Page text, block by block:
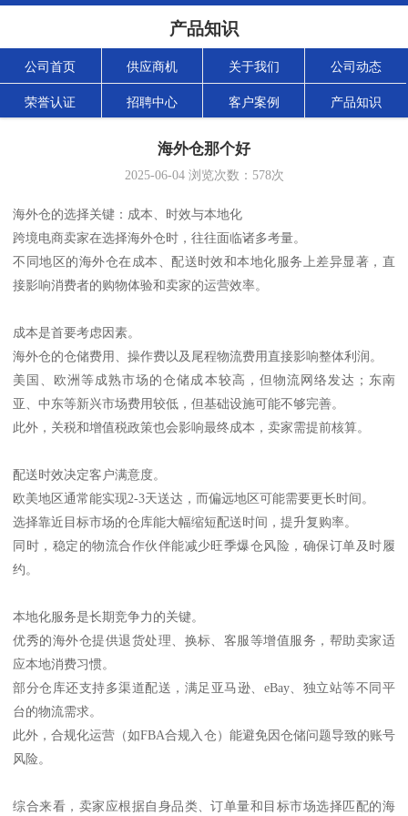
产品知识
公司首页 供应商机 关于我们 公司动态
荣誉认证 招聘中心 客户案例 产品知识
海外仓那个好
2025-06-04浏览次数： 578次
海外仓的选择关键：成本、时效与本地化
跨境电商卖家在选择海外仓时，往往面临诸多考量。
不同地区的海外仓在成本、配送时效和本地化服务上差异显著，直
接影响消费者的购物体验和卖家的运营效率。
成本是首要考虑因素。
海外仓的仓储费用、操作费以及尾程物流费用直接影响整体利润。
美国、欧洲等成熟市场的仓储成本较高，但物流网络发达；东南
亚、中东等新兴市场费用较低，但基础设施可能不够完善。
此外，关税和增值税政策也会影响最终成本，卖家需提前核算。
配送时效决定客户满意度。
欧美地区通常能实现2-3天送达，而偏远地区可能需要更长时间。
选择靠近目标市场的仓库能大幅缩短配送时间，提升复购率。
同时，稳定的物流合作伙伴能减少旺季爆仓风险，确保订单及时履
约。
本地化服务是长期竞争力的关键。
优秀的海外仓提供退货处理、换标、客服等增值服务，帮助卖家适
应本地消费习惯。
部分仓库还支持多渠道配送，满足亚马逊、eBay、独立站等不同平
台的物流需求。
此外，合规化运营（如FBA合规入仓）能避免因仓储问题导致的账号
风险。
综合来看，卖家应根据自身品类、订单量和目标市场选择匹配的海